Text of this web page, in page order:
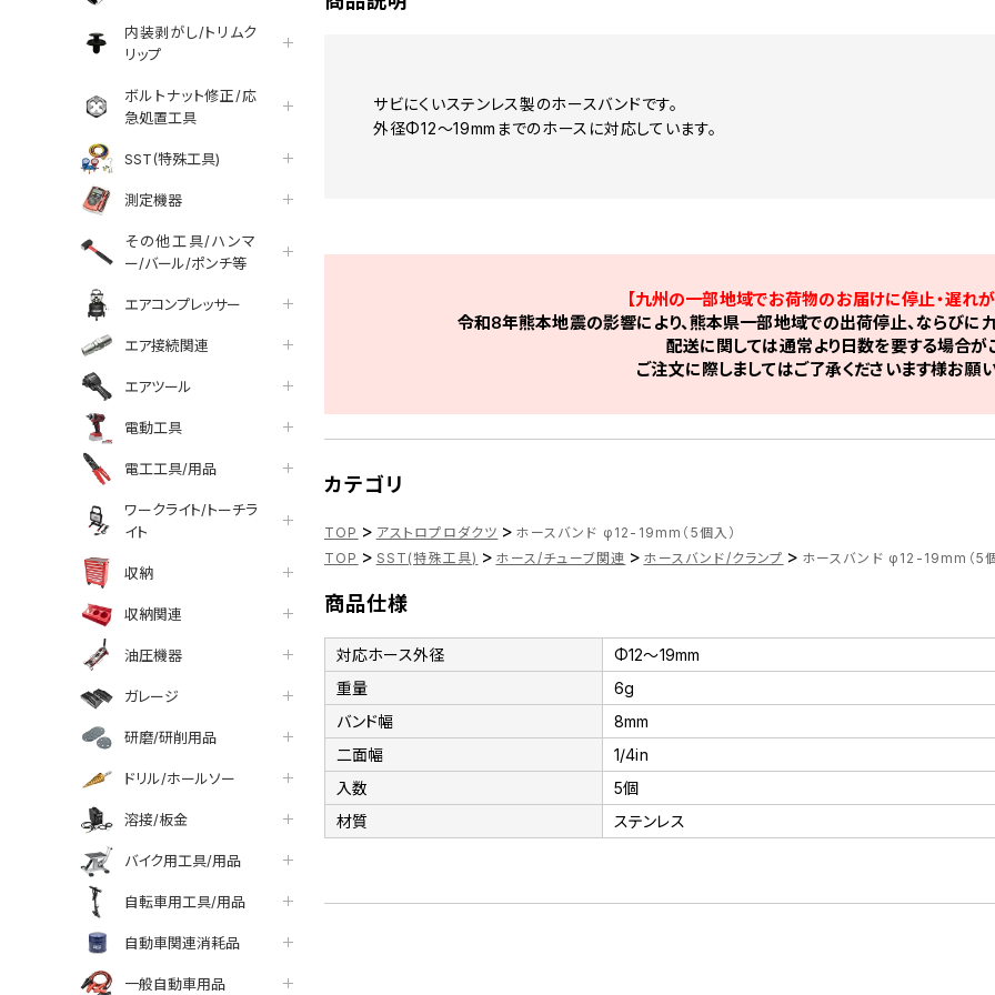
内装剥がし/トリムク
リップ
ボルトナット修正/応
急処置工具
SST(特殊工具)
測定機器
その他工具/ハンマ
ー/バール/ポンチ等
エアコンプレッサー
エア接続関連
エアツール
電動工具
電工工具/用品
ワークライト/トーチラ
イト
収納
収納関連
油圧機器
ガレージ
研磨/研削用品
ドリル/ホールソー
溶接/板金
バイク用工具/用品
自転車用工具/用品
自動車関連消耗品
一般自動車用品
サビにくいステンレス製のホースバンドです。
外径Φ12～19mmまでのホースに対応しています。
【九州の一部地域でお荷物のお届けに停止・遅れが
令和8年熊本地震の影響により、熊本県一部地域での出荷停止、ならびに
配送に関しては通常より日数を要する場合が
ご注文に際しましてはご了承くださいます様お願
カテゴリ
TOP > アストロプロダクツ > ホースバンド φ12-19mm（5個入）
TOP > SST(特殊工具) > ホース/チューブ関連 > ホースバンド/クランプ > ホースバンド φ12-19mm（5
商品仕様
対応ホース外径
Φ12～19mm
重量
6g
バンド幅
8mm
二面幅
1/4in
入数
5個
材質
ステンレス